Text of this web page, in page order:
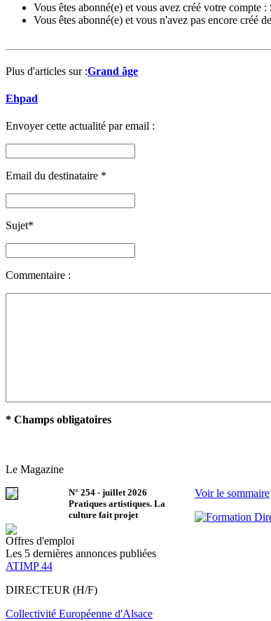
Vous êtes abonné(e) et vous avez créé votre compte :
Vous êtes abonné(e) et vous n'avez pas encore créé
Plus d'articles sur :Grand âge
Ehpad
Envoyer cette actualité par email :
Email du destinataire *
Sujet*
Commentaire :
* Champs obligatoires
Le Magazine
N° 254 - juillet 2026
Pratiques artistiques. La
culture fait projet
Voir le sommaire
Offres d'emploi
Les 5 dernières annonces publiées
ATIMP 44
DIRECTEUR (H/F)
Collectivité Européenne d'Alsace